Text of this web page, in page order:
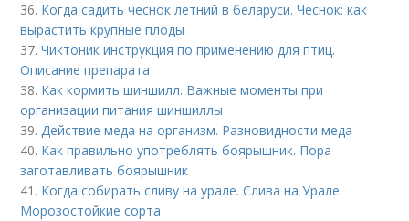
36. Когда садить чеснок летний в беларуси. Чеснок: как
вырастить крупные плоды
37.Чиктоник инструкция по применению для птиц.
Описание препарата
38. Как кормить шиншилл. Важные моменты при
организации питания шиншиллы
39.Действие меда на организм. Разновидности меда
40. Как правильно употреблять боярышник. Пора
заготавливать боярышник
41. Когда собирать сливу на урале. Слива на Урале.
Морозостойкие сорта